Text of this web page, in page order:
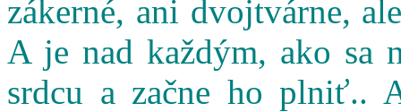
zákerné, ani dvojtvárne,
A je nad každým, ako sa
srdcu a začne ho plniť..